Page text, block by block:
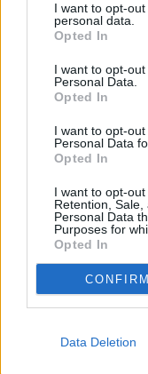
I want to opt-
personal data.
Opted In
I want to opt-
Personal Data.
Opted In
I want to opt-
Personal Data
Opted In
I want to opt-out
Retention,
Personal Data
Purposes for
Opted In
CONFIRM
Data Deletion